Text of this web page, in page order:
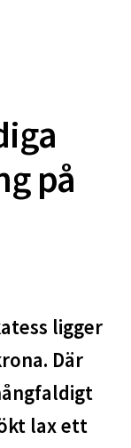
på
ligger
Där
lax ett